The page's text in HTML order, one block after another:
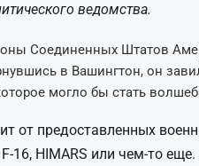
ведомства.
Соединенных Штатов
в Вашингтон, он
могло бы стать
от предоставленных
16, HIMARS или чем-то